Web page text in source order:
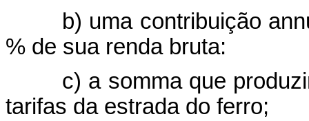
b) uma contribuição
% de sua renda bruta:
c) a somma que produzir
tarifas da estrada do ferro;